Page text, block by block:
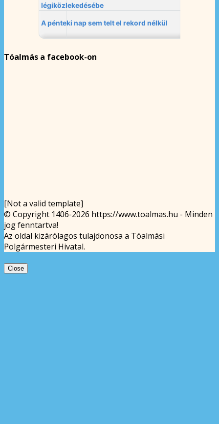
Tóalmás a facebook-on
[Not a valid template]
© Copyright 1406-2026 https://www.toalmas.hu - Minden
jog fenntartva!
Az oldal kizárólagos tulajdonosa a Tóalmási
Polgármesteri Hivatal.
Close